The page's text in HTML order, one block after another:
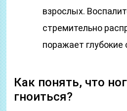
взрослых.
стремительно
поражает глубокие
Как понять, что
гноиться?